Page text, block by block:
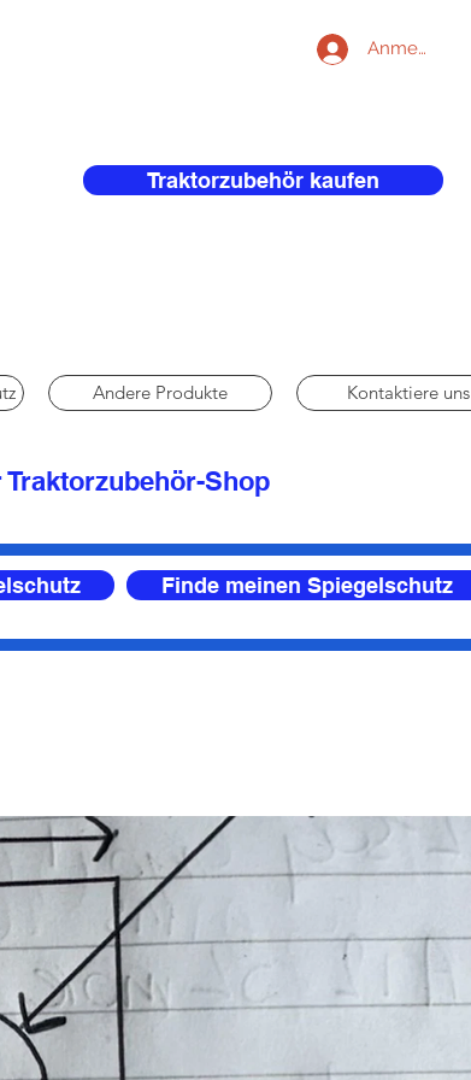
Anmelden
Traktorzubehör kaufen
Andere Produkte Kontaktiere uns
Shop
Finde meinen Spiegelschutz